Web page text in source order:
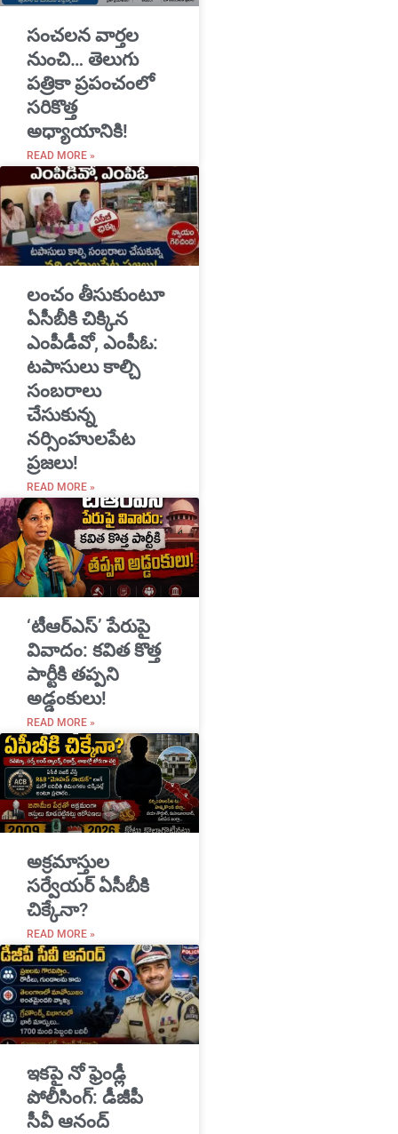
సంచలన వార్తల
నుంచి… తెలుగు
పత్రికా ప్రపంచంలో
సరికొత్త
అధ్యాయానికి!
READ MORE »
​లంచం తీసుకుంటూ
ఏసీబీకి చిక్కిన
ఎంపీడీవో, ఎంపీఓ:
టపాసులు కాల్చి
సంబరాలు
చేసుకున్న
నర్సింహులపేట
ప్రజలు!
READ MORE »
‘టీఆర్ఎస్’ పేరుపై
వివాదం: కవిత కొత్త
పార్టీకి తప్పని
అడ్డంకులు!
READ MORE »
అక్రమాస్తుల
సర్వేయర్ ఏసీబీకి
చిక్కేనా?
READ MORE »
ఇకపై నో ఫ్రెండ్లీ
పోలీసింగ్: డీజీపీ
సీవీ ఆనంద్